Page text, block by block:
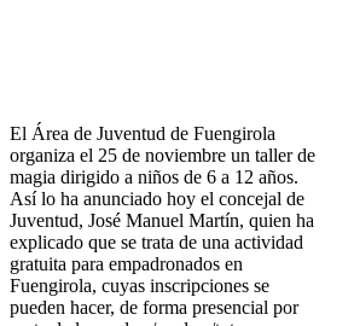
El Área de Juventud de Fuengirola
organiza el 25 de noviembre un taller de
magia dirigido a niños de 6 a 12 años.
Así lo ha anunciado hoy el concejal de
Juventud, José Manuel Martín, quien ha
explicado que se trata de una actividad
gratuita para empadronados en
Fuengirola, cuyas inscripciones se
pueden hacer, de forma presencial por